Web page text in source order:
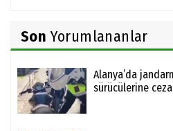
Son Yorumlananlar
Alanya’da
sürücülerine